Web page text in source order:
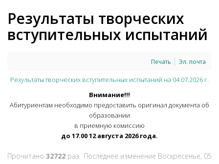
Результаты творческих
вступительных испытаний
Печать Эл. почта
Результаты творческих вступительных испытаний на 04.07.2026 г.
Внимание!!!
Абитуриентам необходимо предоставить оригинал документа об
образовании
в приемную комиссию
до 17.00 12 августа 2026 года.
Прочитано 32722 раз Последнее изменение Воскресенье, 05